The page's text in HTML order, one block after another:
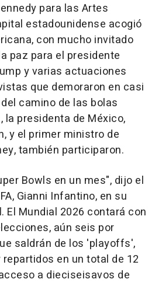
para las Artes
estadounidense acogió
con mucho invitado
paz para el presidente
y varias actuaciones
que demoraron en casi
camino de las bolas
la presidenta de México,
y el primer ministro de
también participaron.
Bowls en un mes", dijo el
Gianni Infantino, en su
El Mundial 2026 contará con
aún seis por
saldrán de los 'playoffs',
en un total de 12
a dieciseisavos de